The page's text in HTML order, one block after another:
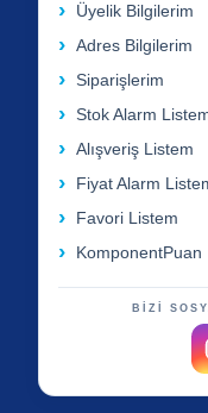
Üyelik Bilgilerim
Adres Bilgilerim
Siparişlerim
Stok Alarm
Alışveriş Listem
Fiyat Alarm
Favori Listem
KomponentPuan
BİZİ